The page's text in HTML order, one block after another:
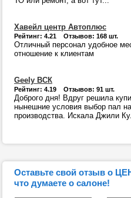
Хавейл центр Автоплюс
Рейтинг: 4.21 Отзывов: 168 шт.
Отличный персонал удобное
отношение к клиентам
Geely ВСК
Рейтинг: 4.19 Отзывов: 91 шт.
Доброго дня! Вдруг решила
нынешние условия выбор пал
производства. Искала Джили
Оставьте свой отзыв о
что думаете о салоне!